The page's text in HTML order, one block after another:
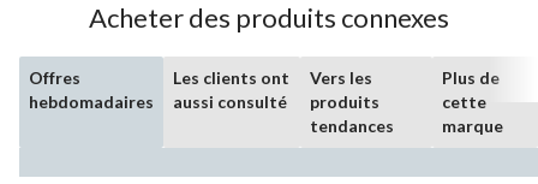
Acheter des produits connexes
Offres
hebdomadaires
Les clients ont
aussi consulté
Vers les
produits
tendances
Plus de
cette
marque